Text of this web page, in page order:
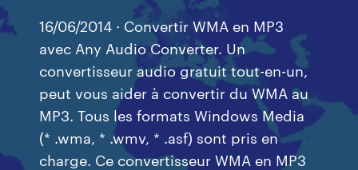
16/06/2014 · Convertir WMA en MP3
avec Any Audio Converter. Un
convertisseur audio gratuit tout-en-un,
peut vous aider à convertir du WMA au
MP3. Tous les formats Windows Media
(* .wma, * .wmv, * .asf) sont pris en
charge. Ce convertisseur WMA en MP3